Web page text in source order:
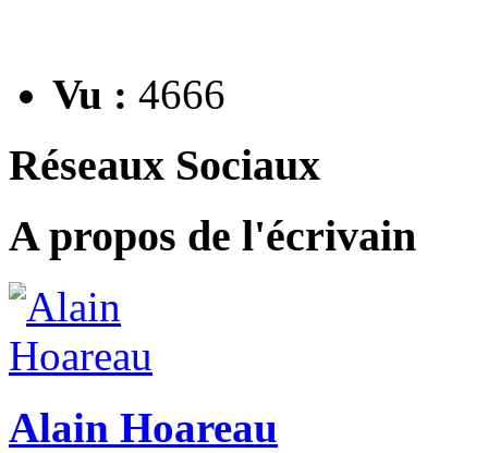
Vu : 4666
Réseaux Sociaux
A propos de l'écrivain
Alain Hoareau